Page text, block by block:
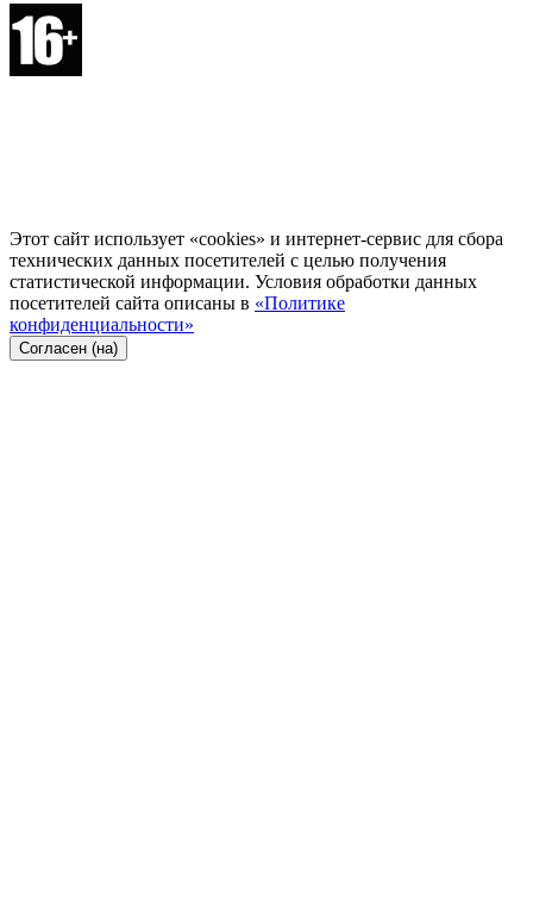
Этот сайт использует «cookies» и интернет-сервис для сбора
технических данных посетителей с целью получения
статистической информации. Условия обработки данных
посетителей сайта описаны в «Политике
конфиденциальности»
Согласен (на)